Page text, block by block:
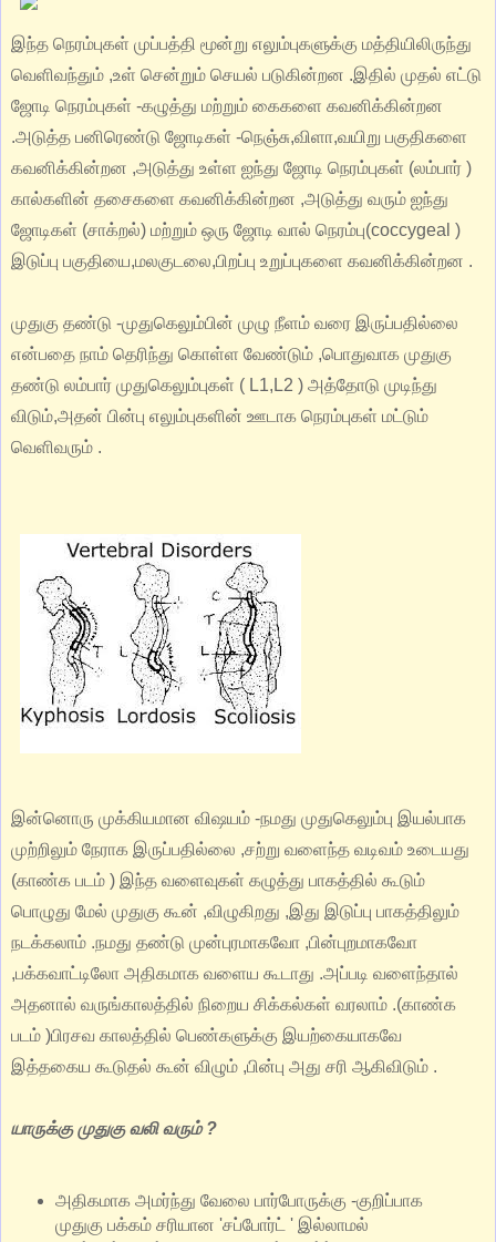
இந்த நெரம்புகள் முப்பத்தி மூன்று எலும்புகளுக்கு மத்தியிலிருந்து
வெளிவந்தும் ,உள் சென்றும் செயல் படுகின்றன .இதில் முதல் எட்டு
ஜோடி நெரம்புகள் -கழுத்து மற்றும் கைகளை கவனிக்கின்றன
.அடுத்த பனிரெண்டு ஜோடிகள் -நெஞ்சு,விளா,வயிறு பகுதிகளை
கவனிக்கின்றன ,அடுத்து உள்ள ஐந்து ஜோடி நெரம்புகள் (லம்பார் )
கால்களின் தசைகளை கவனிக்கின்றன ,அடுத்து வரும் ஐந்து
ஜோடிகள் (சாக்றல்) மற்றும் ஒரு ஜோடி வால் நெரம்பு(coccygeal )
இடுப்பு பகுதியை,மலகுடலை,பிறப்பு உறுப்புகளை கவனிக்கின்றன .
முதுகு தண்டு -முதுகெலும்பின் முழு நீளம் வரை இருப்பதில்லை
என்பதை நாம் தெரிந்து கொள்ள வேண்டும் ,பொதுவாக முதுகு
தண்டு லம்பார் முதுகெலும்புகள் ( L1,L2 ) அத்தோடு முடிந்து
விடும்,அதன் பின்பு எலும்புகளின் ஊடாக நெரம்புகள் மட்டும்
வெளிவரும் .
இன்னொரு முக்கியமான விஷயம் -நமது முதுகெலும்பு இயல்பாக
முற்றிலும் நேராக இருப்பதில்லை ,சற்று வளைந்த வடிவம் உடையது
(காண்க படம் ) இந்த வளைவுகள் கழுத்து பாகத்தில் கூடும்
பொழுது மேல் முதுகு கூன் ,விழுகிறது ,இது இடுப்பு பாகத்திலும்
நடக்கலாம் .நமது தண்டு முன்புரமாகவோ ,பின்புறமாகவோ
,பக்கவாட்டிலோ அதிகமாக வளைய கூடாது .அப்படி வளைந்தால்
அதனால் வருங்காலத்தில் நிறைய சிக்கல்கள் வரலாம் .(காண்க
படம் )பிரசவ காலத்தில் பெண்களுக்கு இயற்கையாகவே
இத்தகைய கூடுதல் கூன் விழும் ,பின்பு அது சரி ஆகிவிடும் .
யாருக்கு முதுகு வலி வரும் ?
அதிகமாக அமர்ந்து வேலை பார்போருக்கு -குறிப்பாக
முதுகு பக்கம் சரியான 'சப்போர்ட் ' இல்லாமல்